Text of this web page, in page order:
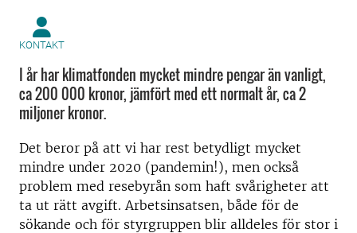
KONTAKT
I år har klimatfonden mycket mindre pengar än vanligt,
ca 200 000 kronor, jämfört med ett normalt år, ca 2
miljoner kronor.
Det beror på att vi har rest betydligt mycket
mindre under 2020 (pandemin!), men också
problem med resebyrån som haft svårigheter att
ta ut rätt avgift. Arbetsinsatsen, både för de
sökande och för styrgruppen blir alldeles för stor i